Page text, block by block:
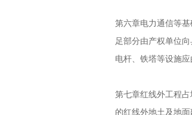
第六章电力通信等
足部分由产权单位
电杆、铁塔等设施
第七章红线外工程
的红线外地土及地